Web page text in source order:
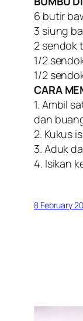
6 butir
3 siung
2 sendok
1/2
1/2
CARA
1. Ambil
dan
2. Kukus
3. Aduk
4. Isikan
8 February